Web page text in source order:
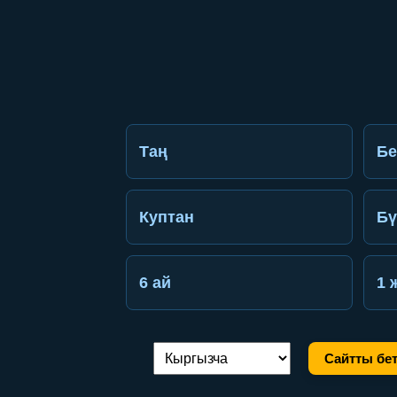
Таң
Куптан
6 ай 1
Тилди алмаштыруу: Сайтты